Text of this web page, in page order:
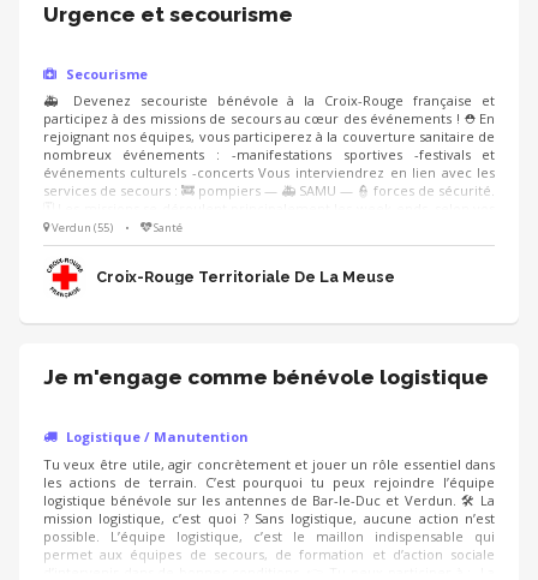
Urgence et secourisme
Secourisme
🚑 Devenez secouriste bénévole à la Croix-Rouge française et
participez à des missions de secours au cœur des événements ! ⛑️ En
rejoignant nos équipes, vous participerez à la couverture sanitaire de
nombreux événements : -manifestations sportives -festivals et
événements culturels -concerts Vous interviendrez en lien avec les
services de secours : 🚒 pompiers — 🚑 SAMU — 👮 forces de sécurité.
disponibilités. 🤝 Que vous soyez déjà formé ou débutant, nous vous
accompagnons avec des formations adaptées pour rejoindre
progressivement les équipes. 👉 Rejoignez une équipe dynamique,
engagée et solidaire
Verdun (55) • Santé
Croix-Rouge Territoriale De La Meuse
Je m'engage comme bénévole logistique
Logistique / Manutention
Tu veux être utile, agir concrètement et jouer un rôle essentiel dans
les actions de terrain. C’est pourquoi tu peux rejoindre l’équipe
logistique bénévole sur les antennes de Bar-le-Duc et Verdun. 🛠️ La
mission logistique, c’est quoi ? Sans logistique, aucune action n’est
possible. L’équipe logistique, c’est le maillon indispensable qui
permet aux équipes de secours, de formation et d’action sociale